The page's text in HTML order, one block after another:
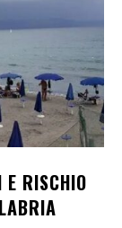
RISCHIO